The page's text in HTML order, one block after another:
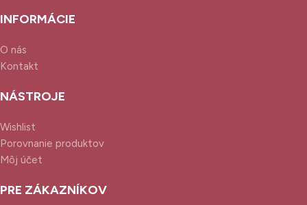
INFORMÁCIE
O nás
Kontakt
NÁSTROJE
Wishlist
Porovnanie produktov
Môj účet
PRE ZÁKAZNÍKOV